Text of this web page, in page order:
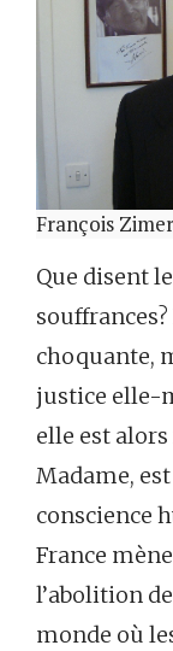
François
Que disent
choquante,
justice elle-
elle est
Madame,
conscience
France
l’abolition
monde où